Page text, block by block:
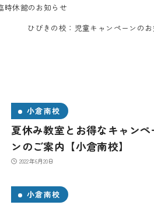
時休館のお知らせ
ひびきの校：児童キャンペーンの
小倉南校
夏休み教室とお得なキャンペ
ンのご案内【小倉南校】
2022年6月20日
小倉南校